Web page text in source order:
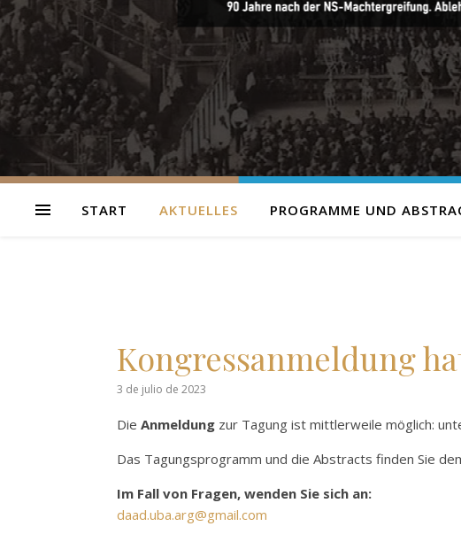
START AKTUELLES PROGRAMME UND
Kongressanmeldung
3 de julio de 2023
Die Anmeldung zur Tagung ist mittlerweile möglich:
Das Tagungsprogramm und die Abstracts finden Sie
Im Fall von Fragen, wenden Sie sich an:
daad.uba.arg@gmail.com